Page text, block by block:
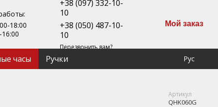
18:00
+38 (097) 332-10-
10
+38 (050) 487-10-
10
Перезвонить вам?
Мой заказ
часы Ручки Рус
Артикул
QHK060G